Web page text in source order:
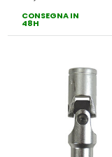
CONSEGNA IN
48H